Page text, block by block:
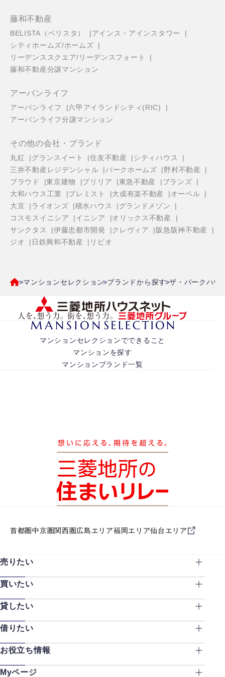
藤和不動産
BELISTA（ベリスタ）
アインス・アインスタワー
シティホームズ/ホームズ
リーデンススクエア/リーデンスフォート
藤和不動産分譲マンション
アーバンライフ
アーバンライフ
六甲アイランドシティ(RIC)
アーバンライフ分譲マンション
その他の会社・ブランド
丸紅 グランスイート 住友不動産
シティハウス
三井不動産レジデンシャル
パークホームズ
野村不動産
プラウド
東京建物 ブリリア 東急不動産
ブランズ
大和ハウス工業
プレミスト 大成有楽不動産
オーベル
大京
ライオンズ 積水ハウス
グランドメゾン
コスモスイニシア
イニシア
オリックス不動産
サンクタス
伊藤忠都市開発 クレヴィア
阪急阪神不動産
ジオ
日鉄興和不動産 リビオ
マンションセレクション ブランドから探す ザ・パークハウ
マンションセレクションでできること
マンションを探す
マンションブランド一覧
首都圏中京圏関西圏広島エリア福岡エリア仙台エリア
売りたい
買いたい
貸したい
借りたい
お役立ち情報
Myページ